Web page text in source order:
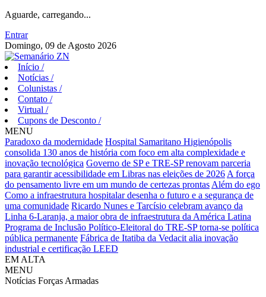
Aguarde, carregando...
Entrar
Domingo, 09 de Agosto 2026
Início /
Notícias /
Colunistas /
Contato /
Virtual /
Cupons de Desconto /
MENU
Paradoxo da modernidade Hospital Samaritano Higienópolis
consolida 130 anos de história com foco em alta complexidade e
inovação tecnológica Governo de SP e TRE-SP renovam parceria
para garantir acessibilidade em Libras nas eleições de 2026 A força
do pensamento livre em um mundo de certezas prontas Além do ego
Como a infraestrutura hospitalar desenha o futuro e a segurança de
uma comunidade Ricardo Nunes e Tarcísio celebram avanço da
Linha 6-Laranja, a maior obra de infraestrutura da América Latina
Programa de Inclusão Político-Eleitoral do TRE-SP torna-se política
pública permanente Fábrica de Itatiba da Vedacit alia inovação
industrial e certificação LEED
EM ALTA
MENU
Notícias Forças Armadas